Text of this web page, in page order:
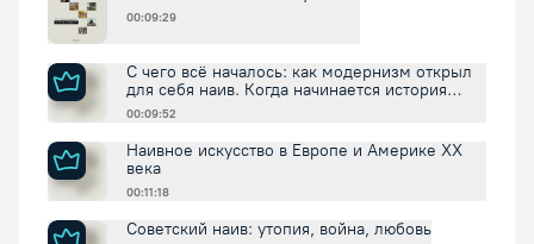
00:09:29
С чего всё началось: как модернизм открыл
для себя наив. Когда начинается история
наива?
00:09:52
Наивное искусство в Европе и Америке XX
века
00:11:18
Советский наив: утопия, война, любовь